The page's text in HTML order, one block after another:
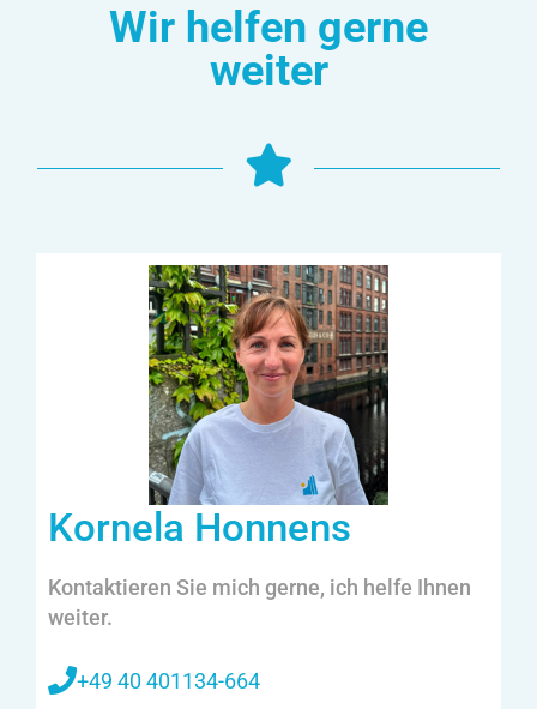
Wir helfen gerne
weiter
Kornela Honnens
Kontaktieren Sie mich gerne, ich helfe Ihnen
weiter.
+49 40 401134-664